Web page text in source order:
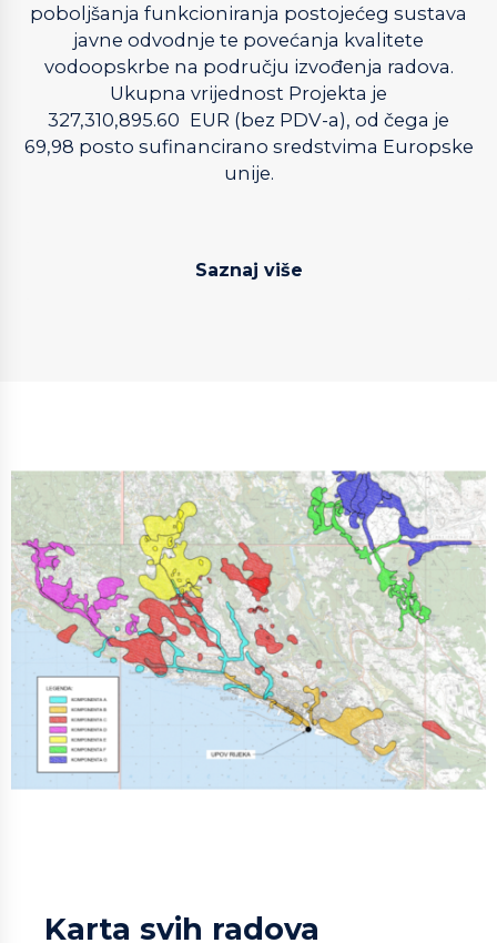
poboljšanja funkcioniranja postojećeg sustava
javne odvodnje te povećanja kvalitete
vodoopskrbe na području izvođenja radova.
Ukupna vrijednost Projekta je
327,310,895.60 EUR (bez PDV-a), od čega je
69,98 posto sufinancirano sredstvima Europske
unije.
Saznaj više
Karta svih radova